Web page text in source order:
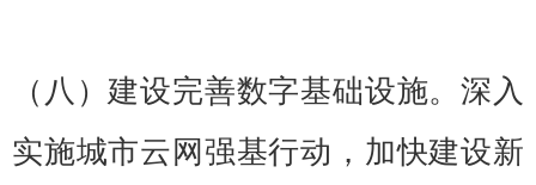
（八）建设完善数字基础设施。深入
实施城市云网强基行动，加快建设新